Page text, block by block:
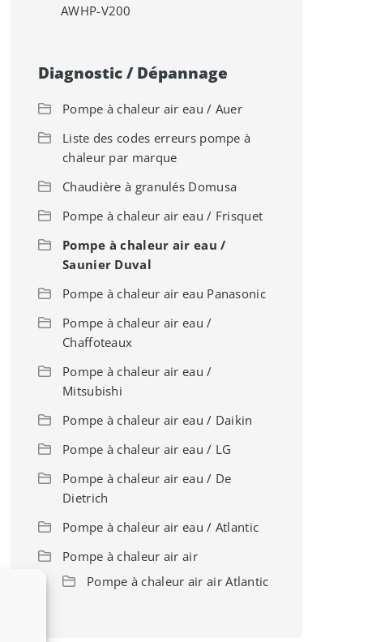
AWHP-V200
Diagnostic / Dépannage
Pompe à chaleur air eau / Auer
Liste des codes erreurs pompe à
chaleur par marque
Chaudière à granulés Domusa
Pompe à chaleur air eau / Frisquet
Pompe à chaleur air eau /
Saunier Duval
Pompe à chaleur air eau Panasonic
Pompe à chaleur air eau /
Chaffoteaux
Pompe à chaleur air eau /
Mitsubishi
Pompe à chaleur air eau / Daikin
Pompe à chaleur air eau / LG
Pompe à chaleur air eau / De
Dietrich
Pompe à chaleur air eau / Atlantic
Pompe à chaleur air air
Pompe à chaleur air air Atlantic